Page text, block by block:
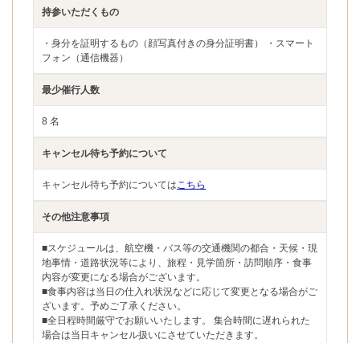
持参いただくもの
・身分を証明するもの（顔写真付きの身分証明書） ・スマート
フォン（通信機器）
最少催行人数
8 名
キャンセル待ち予約について
キャンセル待ち予約についてはこちら
その他注意事項
■スケジュールは、航空機・バス等の交通機関の都合・天候・現
地事情・道路状況等により、旅程・見学箇所・訪問順序・食事
内容が変更になる場合がございます。
■食事内容は当日の仕入れ状況などに応じて変更となる場合がご
ざいます。予めご了承ください。
■全日程時間厳守でお願いいたします。 集合時間に遅れられた
場合は当日キャンセル扱いにさせていただきます。